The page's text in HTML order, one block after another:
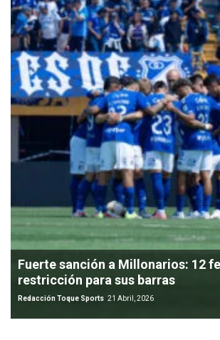
Fuerte sanción a Millonarios: 12
restricción para sus barras
Redacción Toque Sports 21 Abril, 2026